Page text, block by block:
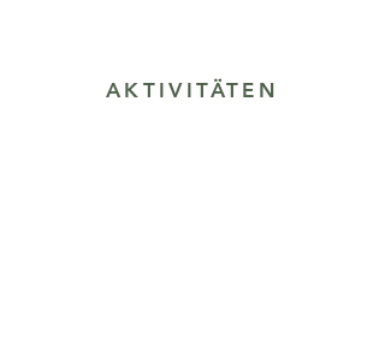
AKTIVITÄTEN